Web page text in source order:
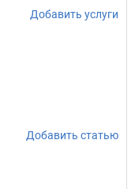
Добавить услуги
Добавить статью